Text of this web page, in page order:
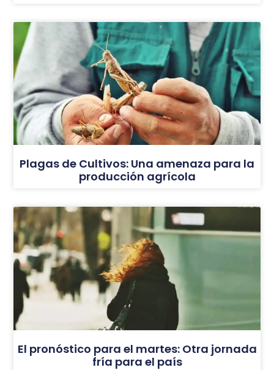
Plagas de Cultivos: Una amenaza para la
producción agrícola
El pronóstico para el martes: Otra jornada
fría para el país